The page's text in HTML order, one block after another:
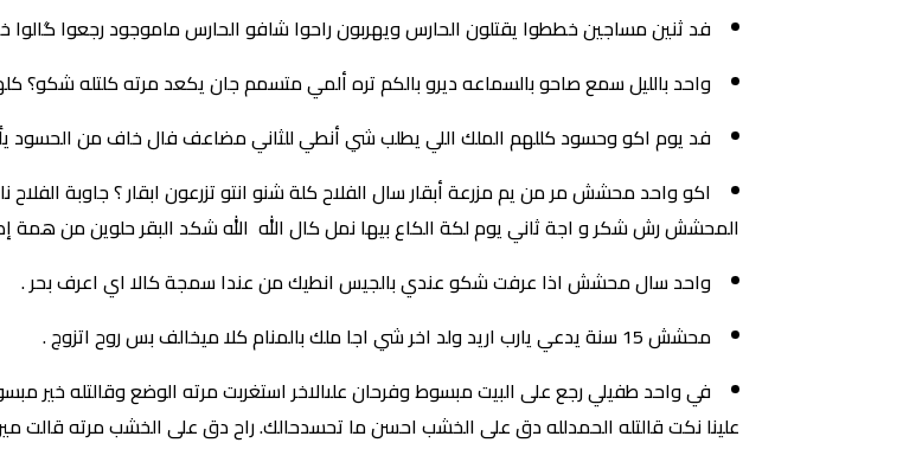
فد ثنين مساجين خططوا يقتلون الحارس ويهربون راحوا شافو الحارس ماموجود رجعوا گالوا
واحد بالليل سمع صاحو بالسماعه ديرو بالكم تره ألمي متسمم جان يكعد مرته كلتله
فد يوم اكو وحسود كللهم الملك اللي يطلب شي أنطي للثاني مضاعف فال خاف من الحسود
اكو واحد محشش مر من يم مزرعة أبقار سال الفلاح كلة شنو انتو تزرعون ابقار ؟ جاوبة
المحشش رش شكر و اجة ثاني يوم لكة الكاع بيها نمل كال الله الله شكد البقر حلوين من همة
واحد سال محشش اذا عرفت شكو عندي بالجيس انطيك من عندا سمجة كالا اي اعرف بحر .
محشش 15 سنة يدعي يارب اريد ولد اخر شي اجا ملك بالمنام كلا ميخالف بس روح اتزوج .
في واحد طفيلي رجع على البيت مبسوط وفرحان علىالاخر استغربت مرته الوضع وقالتله خير
علينا نكت قالتله الحمدلله دق على الخشب احسن ما تحسدحالك. راح دق على الخشب مرته قالت